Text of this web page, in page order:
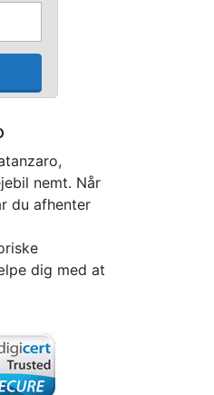
nemt. Når
du afhenter
dig med at